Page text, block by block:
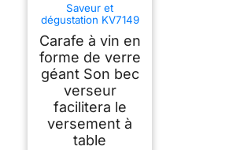
Saveur et
dégustation KV7149
Transparent 14,50 x
14,50 x 30 cm
Carafe à vin en
forme de verre
géant Son bec
verseur
facilitera le
versement à
table